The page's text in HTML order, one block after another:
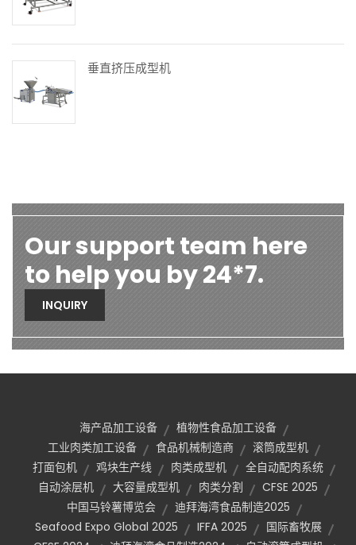
垂直挤压成型机
Our support team here
to help you by 24*7.
INQUIRY
海产品加工设备
植物性食品加工设备
工业肉类加工设备
食品机械制造商
滚筒成型机
打面包机
鸡块生产线 肉类成型机
全自动配肉系统
自动涂层机
大容量成型机 肉类分割
CFSE 2025
中国马铃薯博览会
迪拜海湾食品制造2025
Seafood Expo Global 2025
IFFA 2025
国际畜牧展